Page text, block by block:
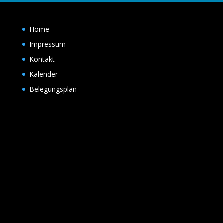
Home
Impressum
Kontakt
Kalender
Belegungsplan